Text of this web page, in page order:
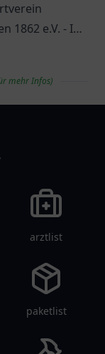
1862 e.V. - Ihr
alle
mehr Infos)
arztlist
paketlist